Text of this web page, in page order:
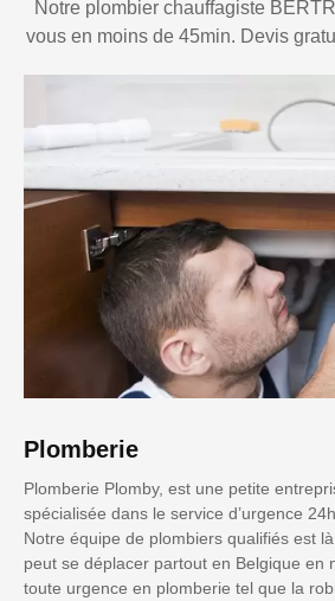
Notre plombier chauffagiste
vous en moins de 45min. Devis
Plomberie
Plomberie Plomby, est une petite
spécialisée dans le service d’urgence
Notre équipe de plombiers qualifiés est
peut se déplacer partout en Belgique en
toute urgence en plomberie tel que la